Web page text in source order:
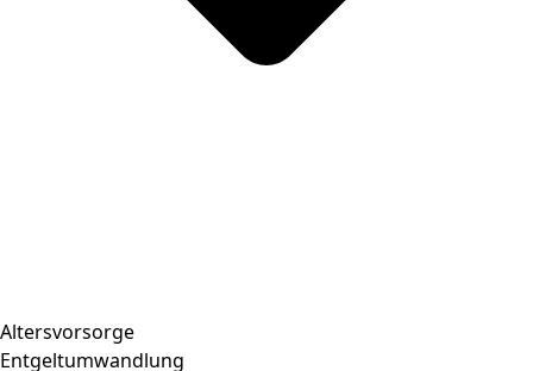
Altersvorsorge
Entgeltumwandlung